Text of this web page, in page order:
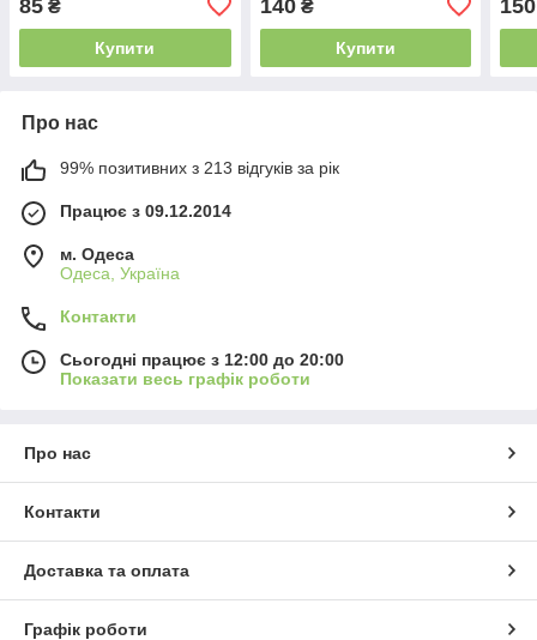
85 ₴
Купити
140₴
Купити
(2
150
Про нас
99% позитивних з 213 відгуків за рік
Працює з 09.12.2014
м. Одеса
Одеса, Україна
Контакти
Сьогодні працює з 12:00 до 20:00
Показати весь графік роботи
Про нас
Контакти
Доставка та оплата
Графік роботи